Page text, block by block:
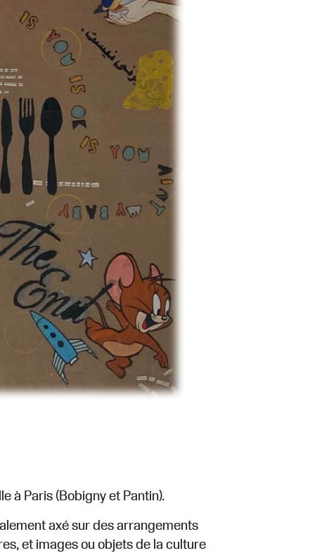
à Paris (Bobigny et Pantin).
axé sur des arrangements
et images ou objets de la culture